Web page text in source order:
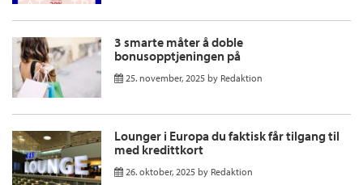
3 smarte måter å doble
bonusopptjeningen på
25. november, 2025 by Redaktion
Lounger i Europa du faktisk får tilgang til
med kredittkort
26. oktober, 2025 by Redaktion